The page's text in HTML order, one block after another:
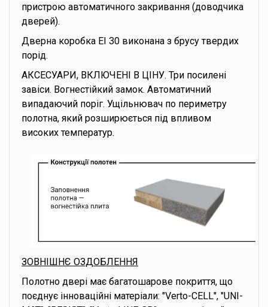
пристрою автоматичного закривання (доводчика
дверей).
Дверна коробка EI 30 виконана з брусу твердих
порід.
АКСЕСУАРИ, ВКЛЮЧЕНІ В ЦІНУ. Три посилені
завіси. Вогнестійкий замок. Автоматичний
випадаючий поріг. Ущільнювач по периметру
полотна, який розширюється під впливом
високих температур.
ЗОВНІШНЄ ОЗДОБЛЕННЯ
Полотно двері має багатошарове покриття, що
поєднує інноваційні матеріали: "Verto-CELL", "UNI-